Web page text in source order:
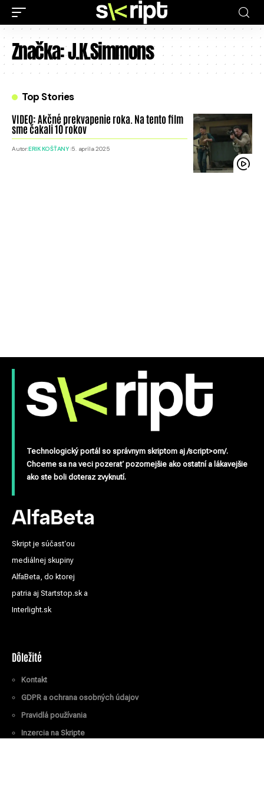
Značka:J.K.Simmons
Top Stories
VIDEO: Akčné prekvapenie roka. Na tento film
sme čakali 10 rokov
Autor:ERIK KOŠŤANY 5. apríla 2025
Technologický portál so správnym skriptom aj /script>om/.
Chceme sa na veci pozerať pozornejšie ako ostatní a lákavejšie
ako ste boli doteraz zvyknutí.
Skript je súčasťou
mediálnej skupiny
AlfaBeta, do ktorej
patria aj Startstop.sk a
Interlight.sk
Dôležité
Kontakt
GDPR a ochrana osobných údajov
Pravidlá používania
Inzercia na Skripte